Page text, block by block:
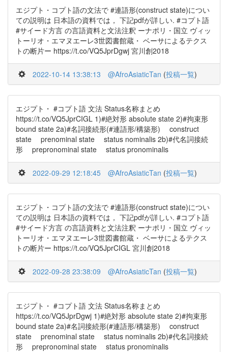
エジプト・コプト語の文法で #連語形(construct state)につい
ての説明は 日本語の資料では， 下記pdfが詳しい. #コプト語
#サイード方言 の言語資料と文法注釈 ーナポリ・国立 ヴィッ
トーリオ・エマヌエーレ3世図書館蔵・ ベーサによるテクス
トの断片ー https://t.co/VQ5JprDgwj 宮川創2018
2022-10-14 13:38:13 @AfroAsiaticTan (投稿一覧)
エジプト・ #コプト語 文法 Status名称まとめ
https://t.co/VQ5JprCIGL 1)#絶対形 absolute state 2)#拘束形
bound state 2a)#名詞接続形(#連語形/構築形) construct
state prenominal state status nominalis 2b)#代名詞接続
形 prepronominal state status pronominalis
2022-09-29 12:18:45 @AfroAsiaticTan (投稿一覧)
エジプト・コプト語の文法で #連語形(construct state)につい
ての説明は 日本語の資料では， 下記pdfが詳しい. #コプト語
#サイード方言 の言語資料と文法注釈 ーナポリ・国立 ヴィッ
トーリオ・エマヌエーレ3世図書館蔵・ ベーサによるテクス
トの断片ー https://t.co/VQ5JprCIGL 宮川創2018
2022-09-28 23:38:09 @AfroAsiaticTan (投稿一覧)
エジプト・ #コプト語 文法 Status名称まとめ
https://t.co/VQ5JprDgwj 1)#絶対形 absolute state 2)#拘束形
bound state 2a)#名詞接続形(#連語形/構築形) construct
state prenominal state status nominalis 2b)#代名詞接続
形 prepronominal state status pronominalis